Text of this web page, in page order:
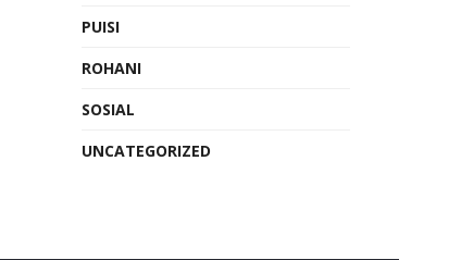
PUISI
ROHANI
SOSIAL
UNCATEGORIZED